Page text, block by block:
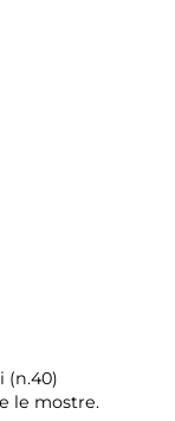
(n.40)
le mostre.